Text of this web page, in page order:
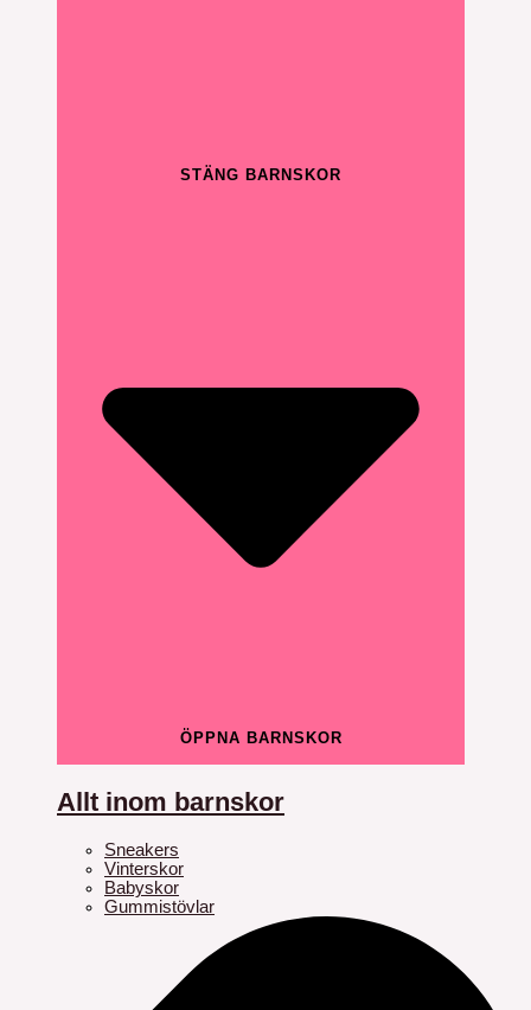
STÄNG BARNSKOR
ÖPPNA BARNSKOR
Allt inom barnskor
Sneakers
Vinterskor
Babyskor
Gummistövlar